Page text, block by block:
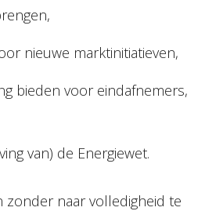
nieuwe marktinitiatieven,
bieden voor eindafnemers,
van) de Energiewet.
zonder naar volledigheid te